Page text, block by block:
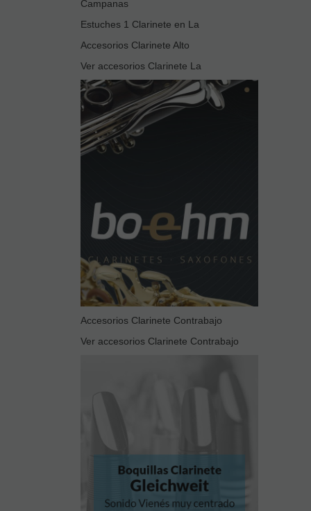
Campanas
Estuches 1 Clarinete en La
Accesorios Clarinete Alto
Ver accesorios Clarinete La
Accesorios Clarinete Contrabajo
Ver accesorios Clarinete Contrabajo